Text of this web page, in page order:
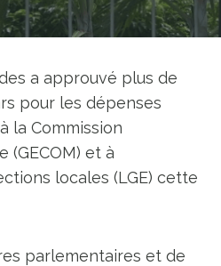
a approuvé plus de
pour les dépenses
la Commission
(GECOM) et à
locales (LGE) cette
parlementaires et de